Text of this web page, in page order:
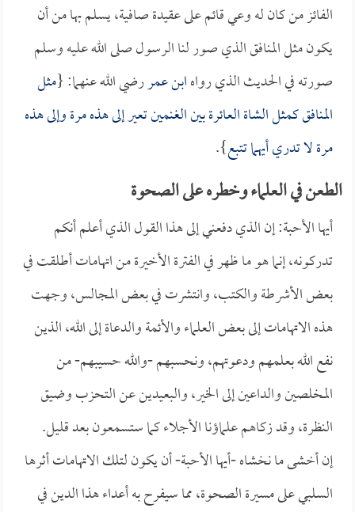
الفائز من كان له وعي قائم على عقيدة صافية، يسلم بها من أن
يكون مثل المنافق الذي صور لنا الرسول صلى الله عليه وسلم
صورته في الحديث الذي رواهابن عمررضي الله عنهما: {مثل
المنافق كمثل الشاة العائرة بين الغنمين تعير إلى هذه مرة وإلى هذه
مرة لا تدري أيهما تتبع}.
الطعن في العلماء وخطره على الصحوة
أيها الأحبة: إن الذي دفعني إلى هذا القول الذي أعلم أنكم
تدركونه، إنما هو ما ظهر في الفترة الأخيرة من اتهامات أطلقت في
بعض الأشرطة والكتب، وانتشرت في بعض المجالس، وجهت
هذه الاتهامات إلى بعض العلماء والأئمة والدعاة إلى الله، الذين
نفع الله بعلمهم ودعوتهم، ونحسبهم -والله حسيبهم- من
المخلصين والداعين إلى الخير، والبعيدين عن التحزب وضيق
النظرة، وقد زكاهم علماؤنا الأجلاء كما ستسمعون بعد قليل.
إن أخشى ما نخشاه -أيها الأحبة- أن يكون لتلك الاتهامات أثرها
السلبي على مسيرة الصحوة، مما سيفرح به أعداء هذا الدين في